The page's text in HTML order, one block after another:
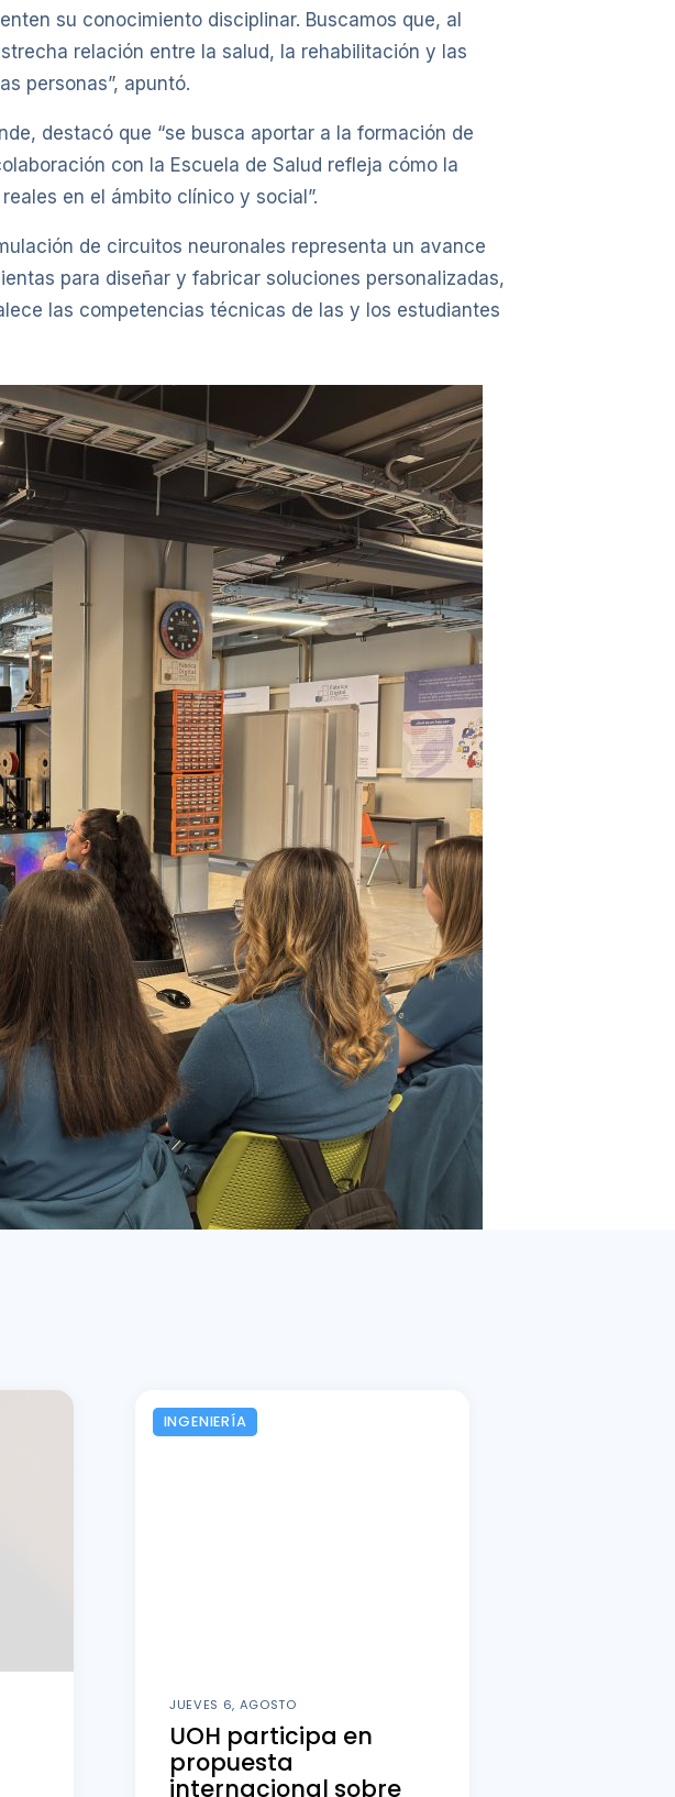
su conocimiento disciplinar. Buscamos que, al
relación entre la salud, la rehabilitación y las
personas”, apuntó.
destacó que “se busca aportar a la formación de
con la Escuela de Salud refleja cómo la
en el ámbito clínico y social”.
de circuitos neuronales representa un avance
para diseñar y fabricar soluciones personalizadas,
las competencias técnicas de las y los estudiantes
INGENIERÍA
JUEVES 6, AGOSTO
UOH participa en
propuesta
internacional sobre